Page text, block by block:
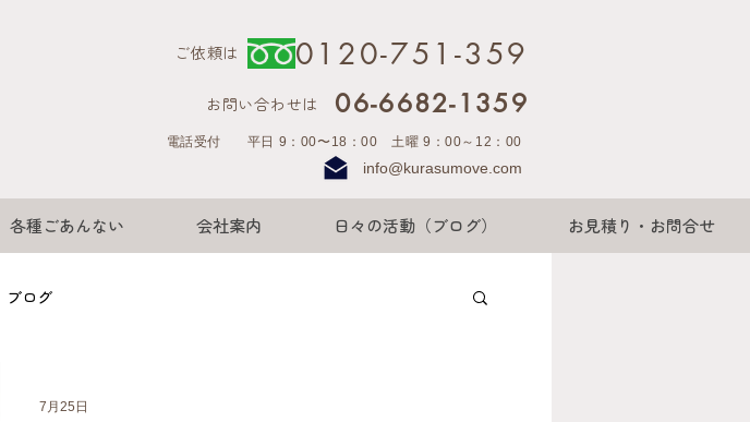
ご依頼は 0120-751-359
06-6682-1359
お問い合わせは
電話受付 平日 9：00〜18：00 土曜 9：00～12：00
info@kurasumove.com
各種ごあんない 会社案内 日々の活動（ブログ） お見積り・お問合せ
ブログ
7月25日